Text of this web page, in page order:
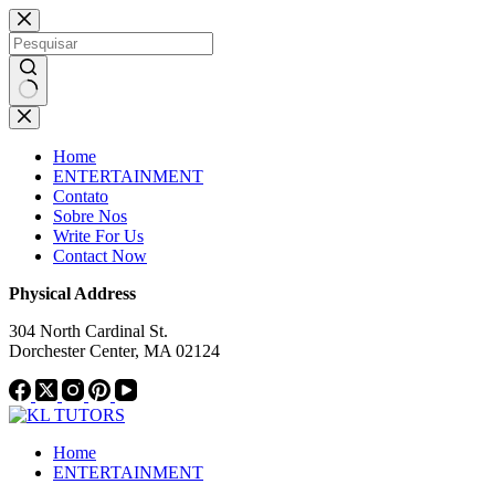
Pular
para
o
conteúdo
Sem
resultados
Home
ENTERTAINMENT
Contato
Sobre Nos
Write For Us
Contact Now
Physical Address
304 North Cardinal St.
Dorchester Center, MA 02124
Home
ENTERTAINMENT
Notice:This website publishes
content from paid authors. Due to
limitations, daily monitoring of all
material cannot be ensured. The
owner does not endorse or support
illegal services, including betting,
casinos, gambling, or CBD.